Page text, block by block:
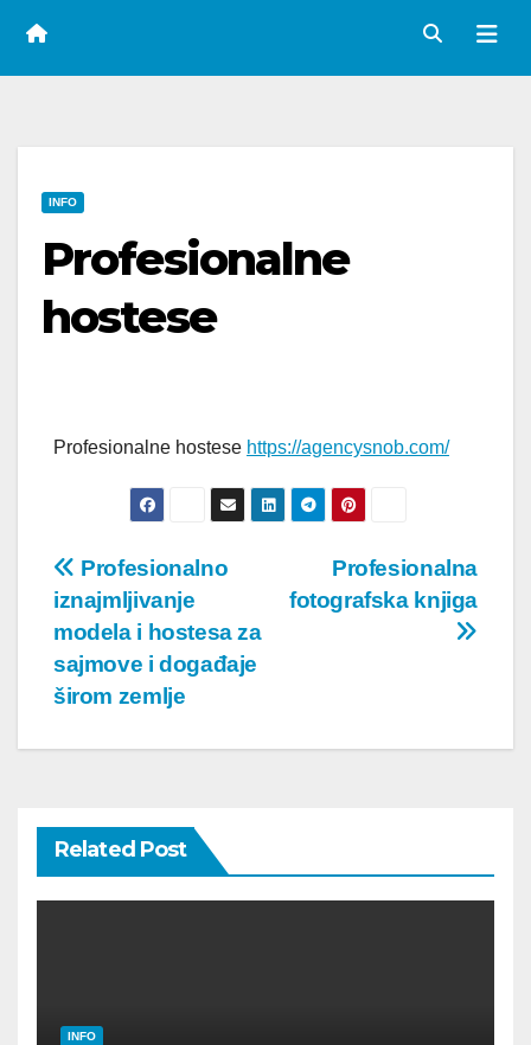
INFO
Profesionalne
hostese
Profesionalne hostese https://agencysnob.com/
Post
navigation
Profesionalna
fotografska knjiga
Profesionalno
iznajmljivanje
modela i hostesa za
sajmove i događaje
širom zemlje
Related Post
INFO